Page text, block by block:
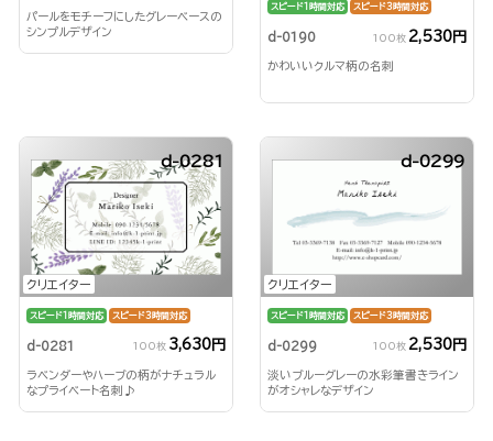
パールをモチーフにしたグレーベースの
シンプルデザイン
スピード1時間対応 スピード3時間対応
d-0190 100枚 2,530円
かわいいクルマ柄の名刺
クリエイター
d-0281
スピード1時間対応 スピード3時間対応
d-0281 100枚 3,630円
ラベンダーやハーブの柄がナチュラル
なプライベート名刺♪
クリエイター
d-0299
スピード1時間対応 スピード3時間対応
d-0299 100枚 2,530円
淡いブルーグレーの水彩筆書きライン
がオシャレなデザイン